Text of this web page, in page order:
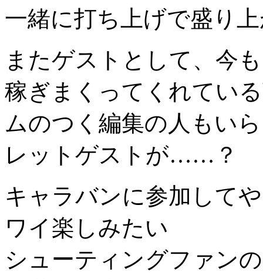
一緒に打ち上げで盛り
またゲストとして、今
稼ぎまくってくれてい
ムのつく編集の人もい
レットゲストが……？
キャラバンに参加して
ワイ楽しみたい
シューティングファン